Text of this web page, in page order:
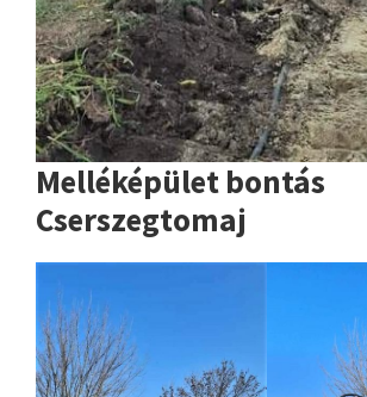
Melléképület bontás
Cserszegtomaj